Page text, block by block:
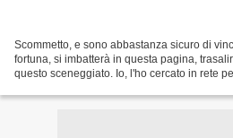
Scommetto, e sono abbastanza sicuro di
fortuna, si imbatterà in questa pagina,
questo sceneggiato. Io, l'ho cercato in rete